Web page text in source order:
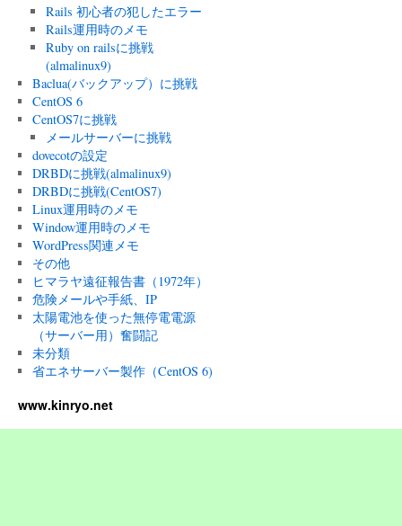
Rails 初心者の犯したエラー
Rails運用時のメモ
Ruby on railsに挑戦
(almalinux9)
Baclua(バックアップ）に挑戦
CentOS 6
CentOS7に挑戦
メールサーバーに挑戦
dovecotの設定
DRBDに挑戦(almalinux9)
DRBDに挑戦(CentOS7)
Linux運用時のメモ
Window運用時のメモ
WordPress関連メモ
その他
ヒマラヤ遠征報告書（1972年）
危険メールや手紙、IP
太陽電池を使った無停電電源
（サーバー用）奮闘記
未分類
省エネサーバー製作（CentOS 6)
www.kinryo.net